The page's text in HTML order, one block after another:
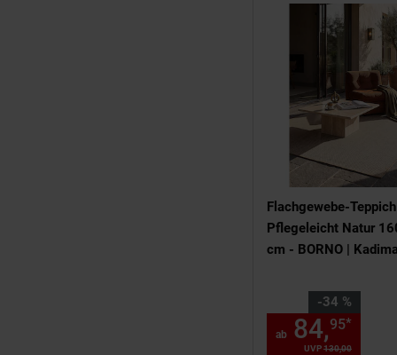
Flachgewebe-Teppich
Pflegeleicht Natur
cm - BORNO |
-34 %
Sie Sparen 34 Prozent,
UVP130,00
ab 84,95*